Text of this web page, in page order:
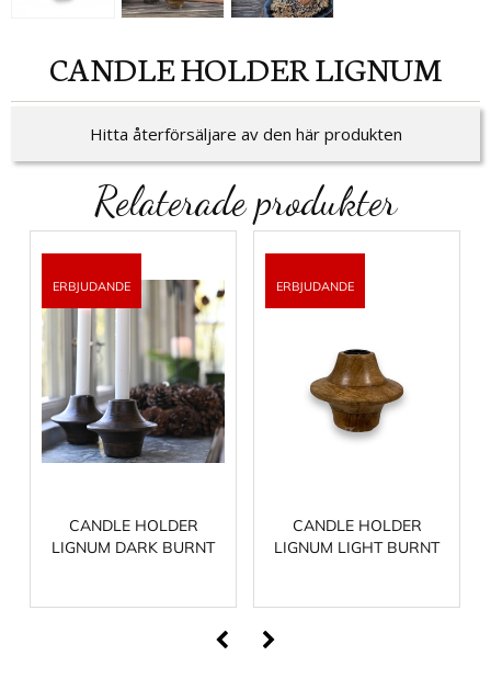
CANDLE HOLDER LIGNUM
Hitta återförsäljare av den här produkten
Relaterade produkter
CANDLE HOLDER
LIGNUM DARK BURNT
CANDLE HOLDER
LIGNUM LIGHT BURNT